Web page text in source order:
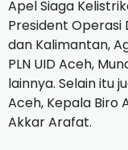
Apel Siaga
President Operasi
dan Kalimantan,
PLN UID Aceh,
lainnya. Selain itu
Aceh, Kepala Biro
Akkar Arafat.